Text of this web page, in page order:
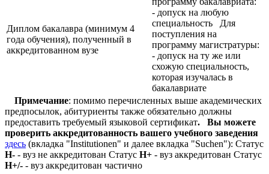
Диплом бакалавра (минимум 4
года обучения), полученный в
аккредитованном вузе
- допуск на любую
специальность Для
поступления на
программу магистратуры:
- допуск на ту же или
схожую специальность,
которая изучалась в
бакалавриате
Примечание: помимо перечисленных выше академических
предпосылок, абитуриенты также обязательно должны
предоставить требуемый языковой сертификат.
Вы можете
проверить аккредитованность вашего учебного заведения
здесь (вкладка "Institutionen" и далее вкладка "Suchen"): Статус
Н- - вуз не аккредитован Статус Н+ - вуз аккредитован Статус
Н+/- - вуз аккредитован частично